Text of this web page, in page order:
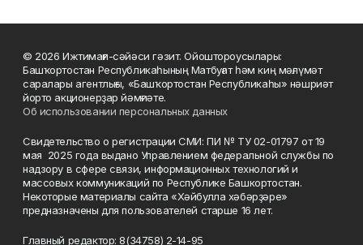
© 2026 Ижтимағи-сәйәси гәзит. Ойоштороусылары:
Башҡортостан Республикаһының Матбуғат һәм киң мәғлүмәт
саралары агентлығы, «Башҡортостан Республикаһы» нәшриәт
йорто акционерҙар йәмғиәте.
Об использовании персональных данных
Свидетельство о регистрации СМИ: ПИ № ТУ 02-01797 от 19
мая 2025 года выдано Управлением федеральной службы по
надзору в сфере связи, информационных технологий и
массовых коммуникаций по Республике Башкортостан.
Некоторые материалы сайта «Хәйбулла хәбәрҙәре»
предназначены для пользователей старше 16 лет.
Главный редактор: 8(34758) 2-14-95